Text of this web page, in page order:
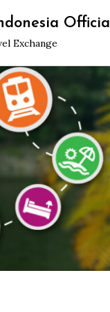
Official
Exchange